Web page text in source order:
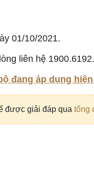
01/10/2021.
liên hệ 1900.6192.
đang áp dụng
được giải đáp qua tổng